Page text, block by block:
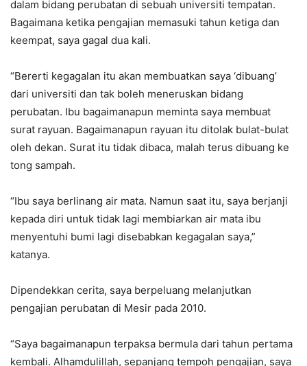
dalam bidang perubatan di sebuah universiti tempatan.
Bagaimana ketika pengajian memasuki tahun ketiga dan
keempat, saya gagal dua kali.
“Bererti kegagalan itu akan membuatkan saya ‘dibuang’
dari universiti dan tak boleh meneruskan bidang
perubatan. Ibu bagaimanapun meminta saya membuat
surat rayuan. Bagaimanapun rayuan itu ditolak bulat-bulat
oleh dekan. Surat itu tidak dibaca, malah terus dibuang ke
tong sampah.
“Ibu saya berlinang air mata. Namun saat itu, saya berjanji
kepada diri untuk tidak lagi membiarkan air mata ibu
menyentuhi bumi lagi disebabkan kegagalan saya,”
katanya.
Dipendekkan cerita, saya berpeluang melanjutkan
pengajian perubatan di Mesir pada 2010.
“Saya bagaimanapun terpaksa bermula dari tahun pertama
kembali. Alhamdulillah, sepanjang tempoh pengajian, saya